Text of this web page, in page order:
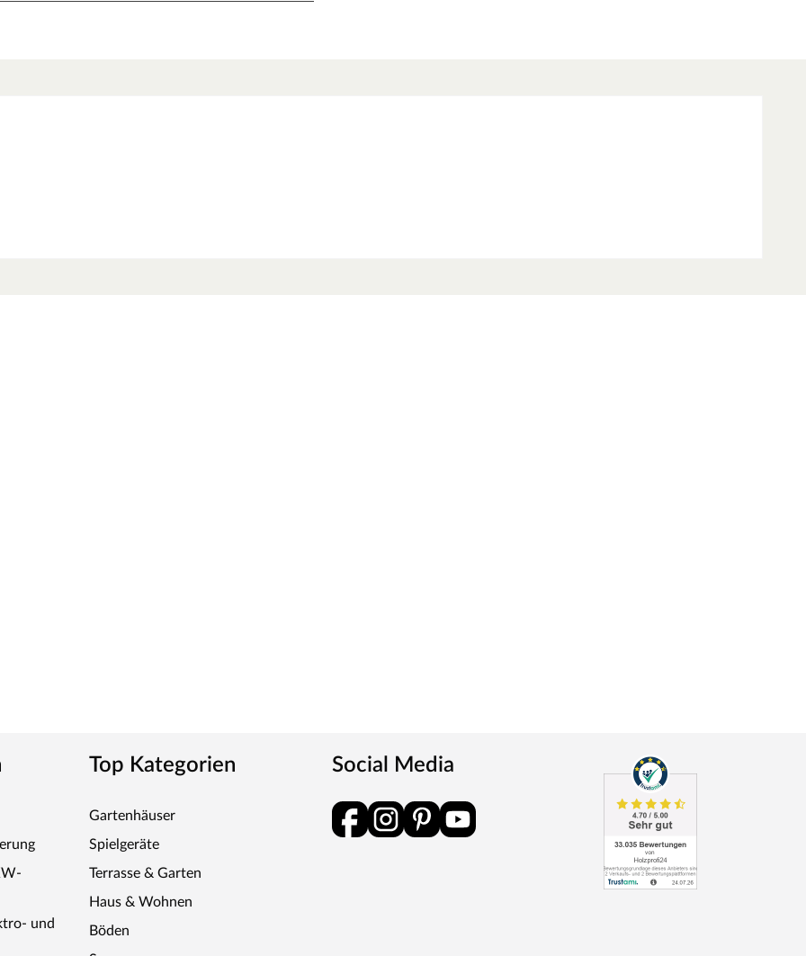
gehalten, einem der gebräuchlichsten Weißtöne,
Note des Tons fügt sich die Oberfläche ideal in
einen besonders einheitlichen Überzug. Das
Türenkauf unbedingt beachten. Computer-,
Die Rosetten decken nur die
somit sehr robust und verleiht der Tür ein
und
Top Kategorien
Gartenhäuser
Spielgeräte
Terrasse & Garten
Haus & Wohnen
Böden
Social Media